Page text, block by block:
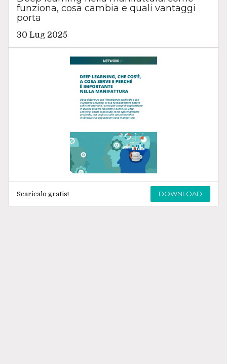
funziona, cosa cambia e quali vantaggi
porta
30 Lug 2025
Scaricalo gratis! DOWNLOAD